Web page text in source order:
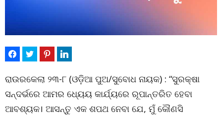
ରାଉରକେଲା ୨୩-୮ (ଓଡ଼ିଆ ପୁଅ/ସୁବୋଧ ନାୟକ) : “ସୁରକ୍ଷା
ସନ୍ଦର୍ଭରେ ଆମର ଧ୍ୟେୟ କାର୍ଯ୍ୟରେ ରୂପାନ୍ତରିତ ହେବା
ଆବଶ୍ୟକ। ଆସନ୍ତୁ ଏକ ଶପଥ ନେବା ଯେ, ମୁଁ କୌଣସି